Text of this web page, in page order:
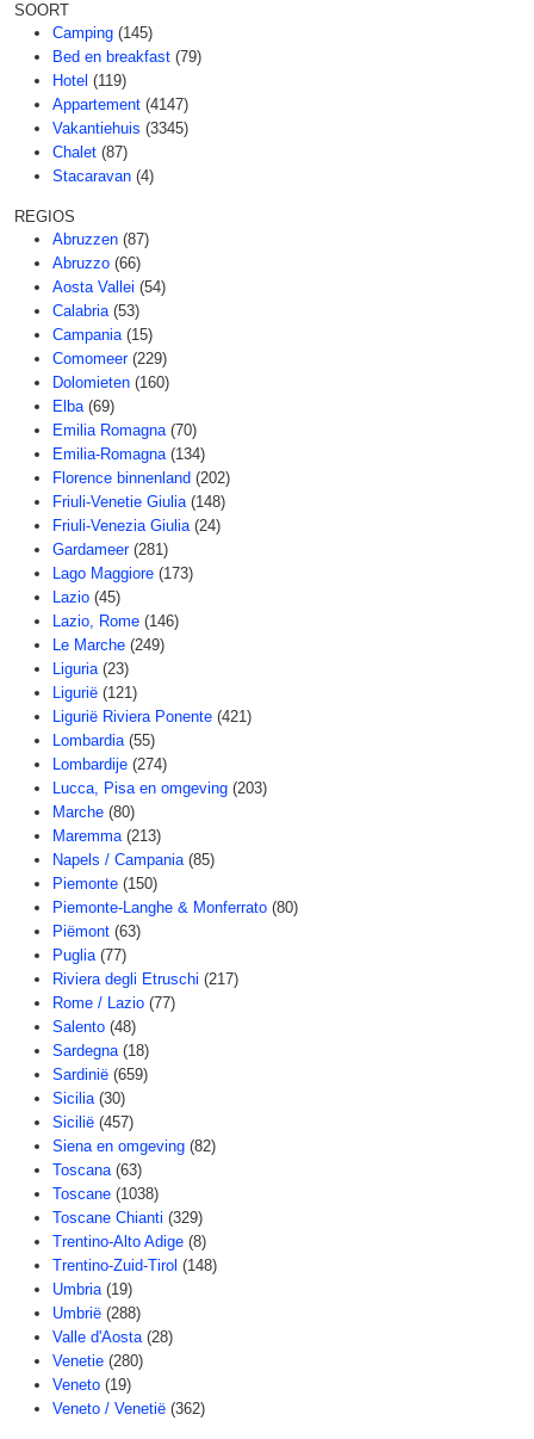
SOORT
Camping (145)
Bed en breakfast (79)
Hotel (119)
Appartement (4147)
Vakantiehuis (3345)
Chalet (87)
Stacaravan (4)
REGIOS
Abruzzen (87)
Abruzzo (66)
Aosta Vallei (54)
Calabria (53)
Campania (15)
Comomeer (229)
Dolomieten (160)
Elba (69)
Emilia Romagna (70)
Emilia-Romagna (134)
Florence binnenland (202)
Friuli-Venetie Giulia (148)
Friuli-Venezia Giulia (24)
Gardameer (281)
Lago Maggiore (173)
Lazio (45)
Lazio, Rome (146)
Le Marche (249)
Liguria (23)
Ligurië (121)
Ligurië Riviera Ponente (421)
Lombardia (55)
Lombardije (274)
Lucca, Pisa en omgeving (203)
Marche (80)
Maremma (213)
Napels / Campania (85)
Piemonte (150)
Piemonte-Langhe & Monferrato (80)
Piëmont (63)
Puglia (77)
Riviera degli Etruschi (217)
Rome / Lazio (77)
Salento (48)
Sardegna (18)
Sardinië (659)
Sicilia (30)
Sicilië (457)
Siena en omgeving (82)
Toscana (63)
Toscane (1038)
Toscane Chianti (329)
Trentino-Alto Adige (8)
Trentino-Zuid-Tirol (148)
Umbria (19)
Umbrië (288)
Valle d'Aosta (28)
Venetie (280)
Veneto (19)
Veneto / Venetië (362)